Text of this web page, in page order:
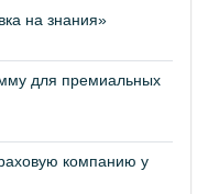
на знания»
для премиальных
компанию у